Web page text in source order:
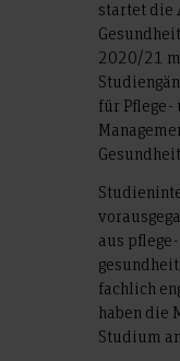
startet die
2020/21
für Pflege-
aus
fachlich
haben die
Studium